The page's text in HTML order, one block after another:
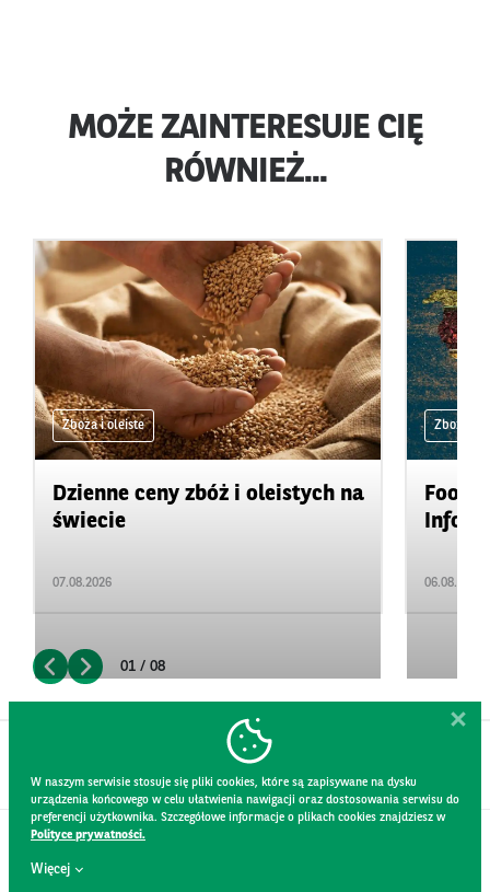
MOŻE ZAINTERESUJE CIĘ
RÓWNIEŻ...
Zboża i oleiste
Dzienne ceny zbóż i oleistych na
świecie
07.08.2026
Zboża i
06.08.2026
01 / 08
W naszym serwisie stosuje się pliki cookies, które są zapisywane na dysku
urządzenia końcowego w celu ułatwienia nawigacji oraz dostosowania serwisu do
preferencji użytkownika. Szczegółowe informacje o plikach cookies znajdziesz w
Polityce prywatności.
Więcej
KONTAKT
REGULAMIN STRONY